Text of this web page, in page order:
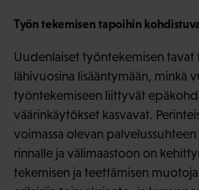
Työn tekemisen tapoihin
Uudenlaiset työntekemisen tavat
lähivuosina lisääntymään, minkä
työntekemiseen liittyvät
väärinkäytökset kasvavat.
voimassa olevan
rinnalle ja välimaastoon on
tekemisen ja teettämisen